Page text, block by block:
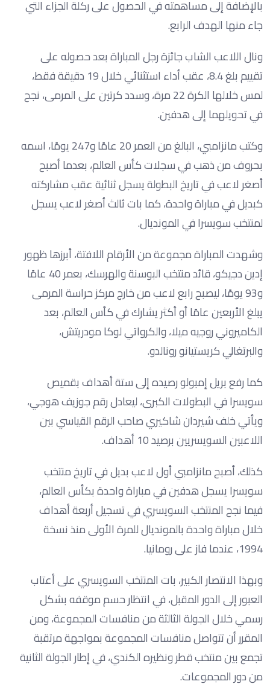
بالإضافة إلى مساهمته في الحصول على ركلة الجزاء التي
جاء منها الهدف الرابع.
ونال اللاعب الشاب جائزة رجل المباراة بعد حصوله على
تقييم بلغ 8.4، عقب أداء استثنائي خلال 19 دقيقة فقط،
لمس خلالها الكرة 22 مرة، وسدد كرتين على المرمى، نجح
في تحويلهما إلى هدفين.
وكتب مانزامبي، البالغ من العمر 20 عامًا و247 يومًا، اسمه
بحروف من ذهب في سجلات كأس العالم، بعدما أصبح
أصغر لاعب في تاريخ البطولة يسجل ثنائية عقب مشاركته
كبديل في مباراة واحدة، كما بات ثالث أصغر لاعب يسجل
لمنتخب سويسرا في المونديال.
وشهدت المباراة مجموعة من الأرقام اللافتة، أبرزها ظهور
إدين دجيكو، قائد منتخب البوسنة والهرسك، بعمر 40 عامًا
و93 يومًا، ليصبح رابع لاعب من خارج مركز حراسة المرمى
يبلغ الأربعين عامًا أو أكثر يشارك في كأس العالم، بعد
الكاميروني روجيه ميلا، والكرواتي لوكا مودريتش،
والبرتغالي كريستيانو رونالدو.
كما رفع بريل إمبولو رصيده إلى ستة أهداف بقميص
سويسرا في البطولات الكبرى، ليعادل رقم جوزيف هوجي،
ويأتي خلف شيردان شاكيري صاحب الرقم القياسي بين
اللاعبين السويسريين برصيد 10 أهداف.
كذلك، أصبح مانزامبي أول لاعب بديل في تاريخ منتخب
سويسرا يسجل هدفين في مباراة واحدة بكأس العالم،
فيما نجح المنتخب السويسري في تسجيل أربعة أهداف
خلال مباراة واحدة بالمونديال للمرة الأولى منذ نسخة
1994، عندما فاز على رومانيا.
وبهذا الانتصار الكبير، بات المنتخب السويسري على أعتاب
العبور إلى الدور المقبل، في انتظار حسم موقفه بشكل
رسمي خلال الجولة الثالثة من منافسات المجموعة، ومن
المقرر أن تتواصل منافسات المجموعة بمواجهة مرتقبة
تجمع بين منتخب قطر ونظيره الكندي، في إطار الجولة الثانية
من دور المجموعات.